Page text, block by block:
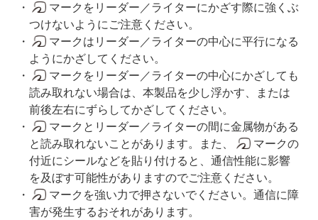
マークをリーダー／ライターにかざす際に強くぶ
つけないようにご注意ください。
マークはリーダー／ライターの中心に平行になる
ようにかざしてください。
マークをリーダー／ライターの中心にかざしても
読み取れない場合は、本製品を少し浮かす、または
前後左右にずらしてかざしてください。
マークとリーダー／ライターの間に金属物がある
と読み取れないことがあります。また、
マークの
付近にシールなどを貼り付けると、通信性能に影響
を及ぼす可能性がありますのでご注意ください。
マークを強い力で押さないでください。通信に障
害が発生するおそれがあります。